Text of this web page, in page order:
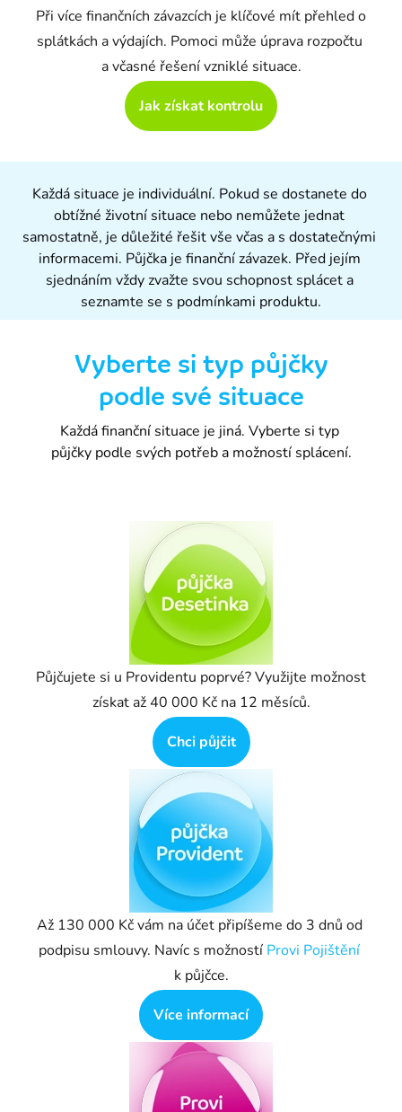
Při více finančních závazcích je klíčové mít přehled o
splátkách a výdajích. Pomoci může úprava rozpočtu
a včasné řešení vzniklé situace.
Jak získat kontrolu
Každá situace je individuální. Pokud se dostanete do
obtížné životní situace nebo nemůžete jednat
samostatně, je důležité řešit vše včas a s dostatečnými
informacemi. Půjčka je finanční závazek. Před jejím
sjednáním vždy zvažte svou schopnost splácet a
seznamte se s podmínkami produktu.
Vyberte si typ půjčky
podle své situace
Každá finanční situace je jiná. Vyberte si typ
půjčky podle svých potřeb a možností splácení.
Půjčujete si u Providentu poprvé? Využijte možnost
získat až 40 000 Kč na 12 měsíců.
Chci půjčit
Až 130 000 Kč vám na účet připíšeme do 3 dnů od
podpisu smlouvy. Navíc s možností Provi Pojištění
k půjčce.
Více informací